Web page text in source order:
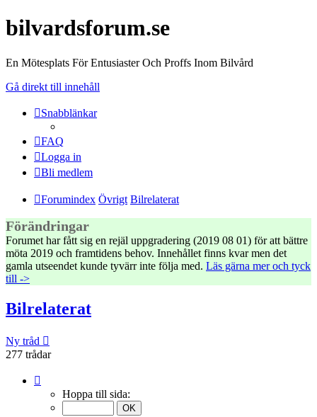
bilvardsforum.se
En Mötesplats För Entusiaster Och Proffs Inom Bilvård
Gå direkt till innehåll
Snabblänkar
FAQ
Logga in
Bli medlem
Forumindex Övrigt Bilrelaterat
Förändringar
Forumet har fått sig en rejäl uppgradering (2019 08 01) för att bättre
möta 2019 och framtidens behov. Innehållet finns kvar men det
gamla utseendet kunde tyvärr inte följa med. Läs gärna mer och tyck
till ->
Bilrelaterat
Ny tråd
277 trådar
Hoppa till sida: